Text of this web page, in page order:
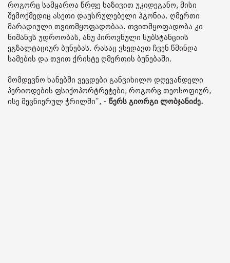
როგორც სამყაროა წრფე ხაზივით უკიდეგანო, მისი
შემოქმედიც ასეთი დაუსრულებელი ჰგონია. ღმერთი
მარადიული თვითმყოფადობაა. თვითმყოფადობა კი
ნიშანვს უდროობას, ანუ პიროვნული სუბსტანციის
ეგზალტაციურ ბუნებას. რასაც ვხედავთ ჩვენ წმინდა
სამების და თვით ქრისტე ღმერთის ბუნებაში.
მომდევნო ხანებში ვეცდები განვიხილო დღევანდელი
პერიოდების ფსიქოპორტრეტები, როგორც თეოსოფიურ,
ისე მეცნიერულ ჭრილში“, - წერს გიორგი ლობჯანიძე.